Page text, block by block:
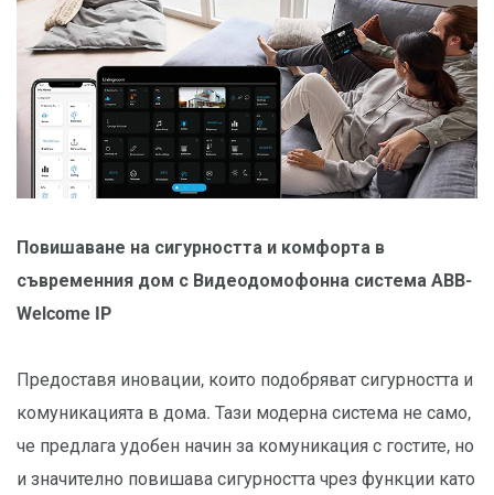
Повишаване на сигурността и комфорта в
съвременния дом с Видеодомофонна система ABB-
Welcome IP
Предоставя иновации, които подобряват сигурността и
комуникацията в дома. Тази модерна система не само,
че предлага удобен начин за комуникация с гостите, но
и значително повишава сигурността чрез функции като